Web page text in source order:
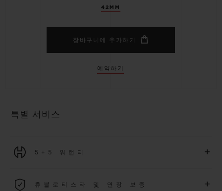
42MM
장바구니에 추가하기
예약하기
특별 서비스
5+5 워런티 +
용됩니다.휴블로티스타 및 연장 보증 +